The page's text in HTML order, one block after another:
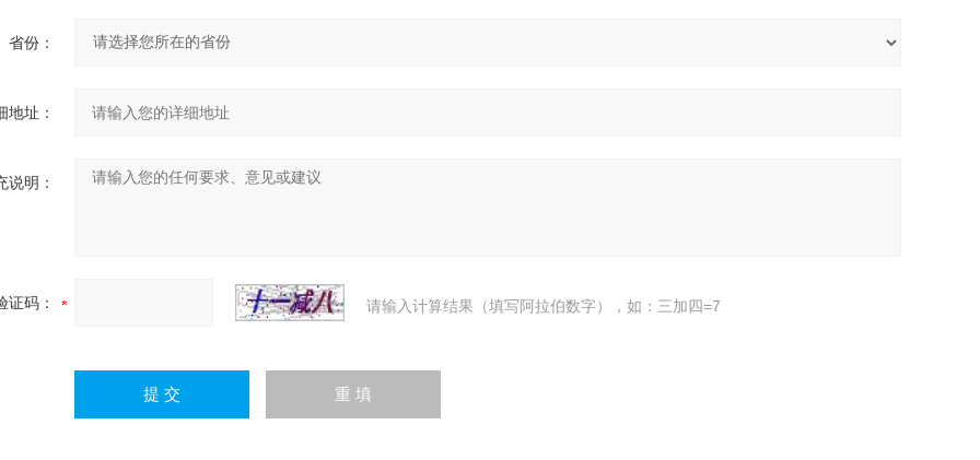
省份：
地址：
说明：
证码： 请输入计算结果（填写阿拉伯数字），如：三加四=7